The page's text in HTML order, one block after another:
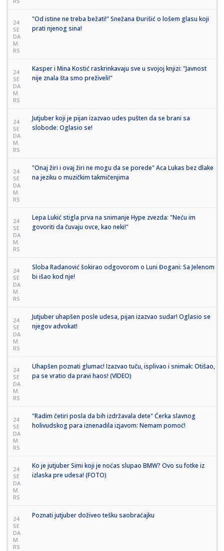
24
SE
DA
M.
RS
"Od istine ne treba bežati!" Snežana Đurišić o lošem glasu koji
prati njenog sina!
24
SE
DA
M.
RS
Kasper i Mina Kostić raskrinkavaju sve u svojoj knjizi: "Javnost
nije znala šta smo preživeli!"
24
SE
DA
M.
RS
Jutjuber koji je pijan izazvao udes pušten da se brani sa
slobode: Oglasio se!
24
SE
DA
M.
RS
"Onaj žiri i ovaj žiri ne mogu da se porede" Aca Lukas bez dlake
na jeziku o muzičkim takmičenjima
24
SE
DA
M.
RS
Lepa Lukić stigla prva na snimanje Hype zvezda: "Neću im
govoriti da čuvaju ovce, kao neki!"
24
SE
DA
M.
RS
Sloba Radanović šokirao odgovorom o Luni Đogani: Sa Jelenom
bi išao kod nje!
24
SE
DA
M.
RS
Jutjuber uhapšen posle udesa, pijan izazvao sudar! Oglasio se
njegov advokat!
24
SE
DA
M.
RS
Uhapšen poznati glumac! Izazvao tuču, isplivao i snimak: Otišao,
pa se vratio da pravi haos! (VIDEO)
24
SE
DA
M.
RS
"Radim četiri posla da bih izdržavala dete" Ćerka slavnog
holivudskog para iznenadila izjavom: Nemam pomoć!
24
SE
DA
M.
RS
Ko je jutjuber Simi koji je noćas slupao BMW? Ovo su fotke iz
izlaska pre udesa! (FOTO)
24
SE
DA
M.
RS
Poznati jutjuber doživeo tešku saobraćajku